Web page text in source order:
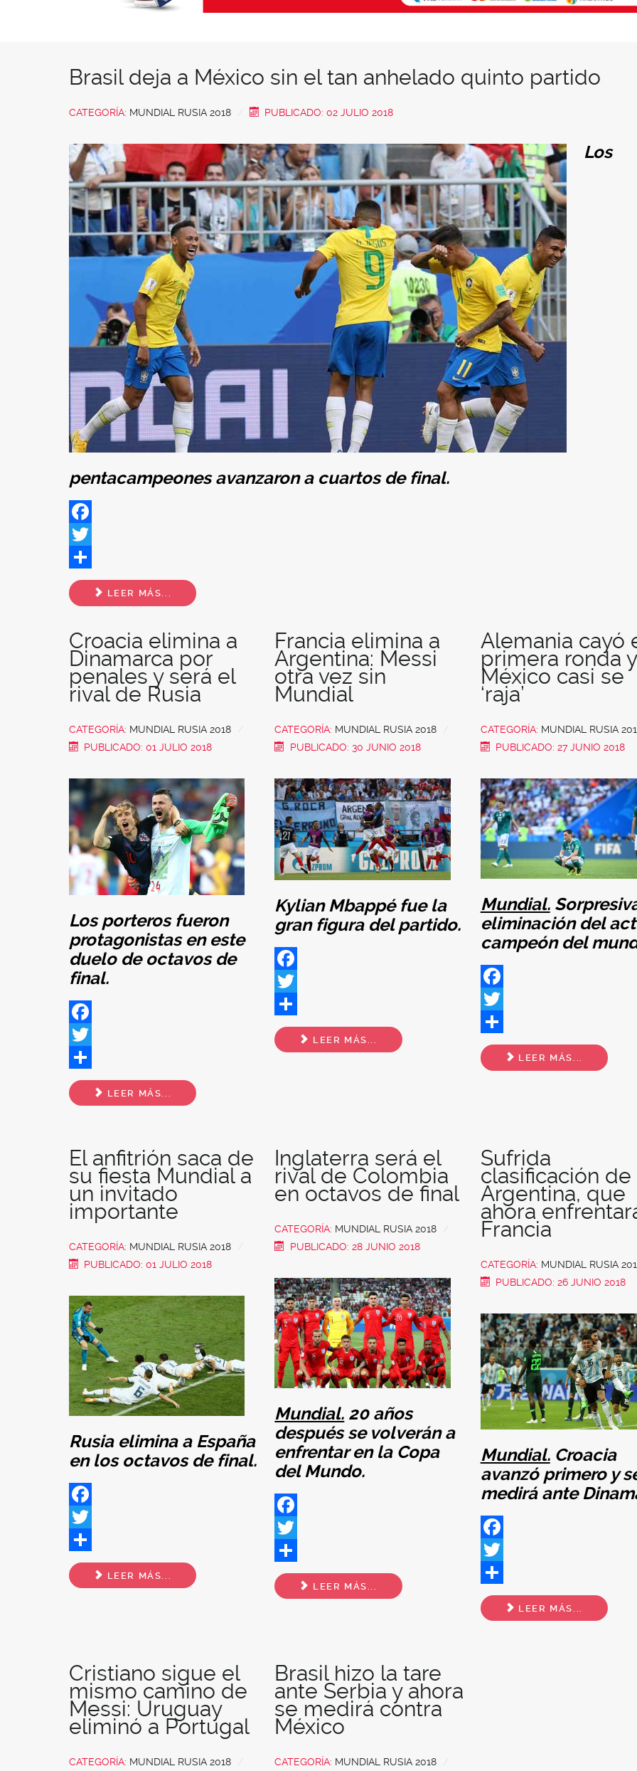
Brasil deja a México sin el tan anhelado quinto partido
CATEGORÍA: MUNDIAL RUSIA 2018 PUBLICADO: 02 JULIO 2018
Los
pentacampeones avanzaron a cuartos de final.
Facebook
Twitter
Share
LEER MÁS...
Croacia elimina a
Dinamarca por
penales y será el
rival de Rusia
CATEGORÍA: MUNDIAL RUSIA 2018
PUBLICADO: 01 JULIO 2018
Los porteros fueron
protagonistas en este
duelo de octavos de
final.
Facebook
Twitter
Share
LEER MÁS...
Francia elimina a
Argentina: Messi
otra vez sin
Mundial
CATEGORÍA: MUNDIAL RUSIA 2018
PUBLICADO: 30 JUNIO 2018
Kylian Mbappé fue la
gran figura del partido.
Facebook
Twitter
Share
LEER MÁS...
Alemania cayó
primera ronda y
México casi se
‘raja’
CATEGORÍA: MUNDIAL RUSIA
PUBLICADO: 27 JUNIO 2018
Mundial.
eliminación del
campeón del
Facebook
Twitter
Share
LEER MÁS...
El anfitrión saca de
su fiesta Mundial a
un invitado
importante
CATEGORÍA: MUNDIAL RUSIA 2018
PUBLICADO: 01 JULIO 2018
Rusia elimina a España
en los octavos de final.
Facebook
Twitter
Share
LEER MÁS...
Inglaterra será el
rival de Colombia
en octavos de final
CATEGORÍA: MUNDIAL RUSIA 2018
PUBLICADO: 28 JUNIO 2018
Mundial. 20 años
después se volverán a
enfrentar en la Copa
del Mundo.
Facebook
Twitter
Share
LEER MÁS...
Sufrida
clasificación de
Argentina, que
ahora
Francia
CATEGORÍA: MUNDIAL RUSIA
PUBLICADO: 26 JUNIO 2018
Mundial.Croacia
avanzó primero y
medirá ante
Facebook
Twitter
Share
LEER MÁS...
Cristiano sigue el
mismo camino de
Messi: Uruguay
eliminó a Portugal
CATEGORÍA: MUNDIAL RUSIA 2018
Brasil hizo la tare
ante Serbia y ahora
se medirá contra
México
CATEGORÍA: MUNDIAL RUSIA 2018